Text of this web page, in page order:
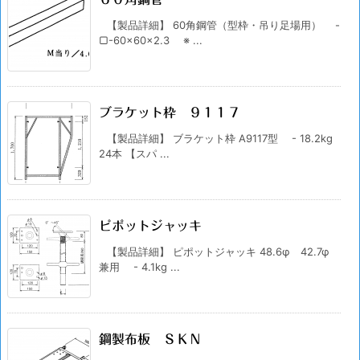
【製品詳細】 60角鋼管（型枠・吊り足場用） -
▢-60×60×2.3 ※ ...
ブラケット枠 ９１１７
【製品詳細】 ブラケット枠 A9117型 - 18.2kg
24本 【スパ ...
ピポットジャッキ
【製品詳細】 ピポットジャッキ 48.6φ 42.7φ
兼用 - 4.1kg ...
鋼製布板 ＳＫＮ